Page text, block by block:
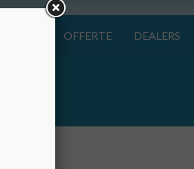
OFFERTE DEALERS